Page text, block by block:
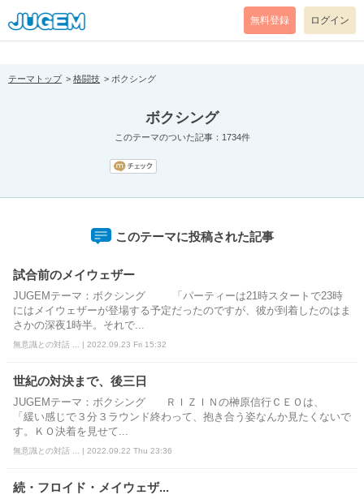
[pear_error: message="Success" code=0 mode=return level=notice
prefix="" info=""]
無料登録 ログイン
テーマトップ 格闘技 ボクシング
ボクシング
このテーマのついた記事：1734件
このテーマに投稿された記事
試合前のメイウェザー
JUGEMテーマ：ボクシング 「パーティーは21時スタートで23時
にはメイウェザーが登場する予定だったのですが、彼が到着したのはま
さかの深夜1時半。それで...
無意識との対話 ... | 2022.09.23 Fri 15:32
世紀の対決まで、後三日
JUGEMテーマ：ボクシング ＲＩＺＩＮの榊原信行ＣＥＯは、
「緩い感じで３分３ラウンド終わって、抱き合う姿なんか見たくないで
す。ＫＯ決着を見せて...
無意識との対話 ... | 2022.09.22 Thu 23:36
続・フロイド・メイウェザ...